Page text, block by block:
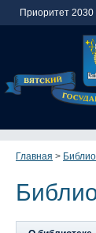
Приоритет 2030
Главная >